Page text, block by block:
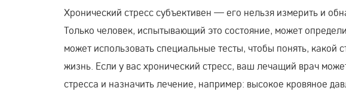
Хронический стресс субъективен — его нельзя измерить и
Только человек, испытывающий это состояние, может
может использовать специальные тесты, чтобы понять, какой
жизнь. Если у вас хронический стресс, ваш лечащий врач
стресса и назначить лечение, например: высокое кровяное